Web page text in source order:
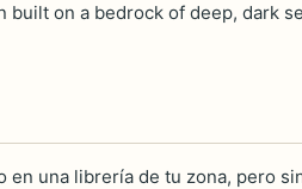
on a bedrock of deep, dark
una librería de tu zona, pero